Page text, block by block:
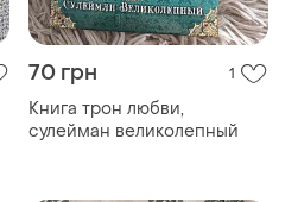
70 грн 1
Книга трон любви,
сулейман великолепный